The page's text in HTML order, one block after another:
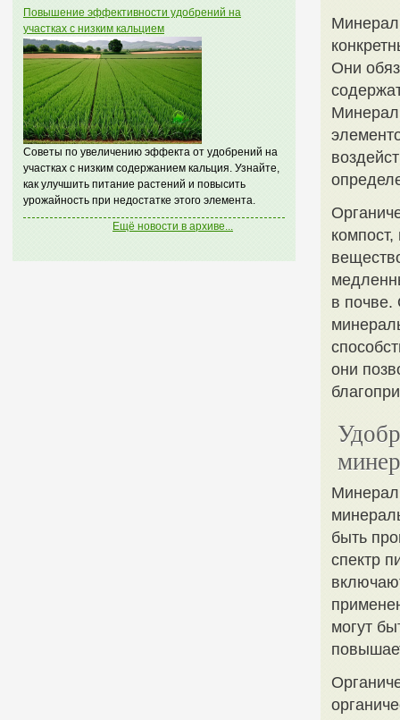
Повышение эффективности удобрений на
участках с низким кальцием
Советы по увеличению эффекта от удобрений на
участках с низким содержанием кальция. Узнайте,
как улучшить питание растений и повысить
урожайность при недостатке этого элемента.
Ещё новости в архиве...
Они
в почве.
они
быть
спектр
могут